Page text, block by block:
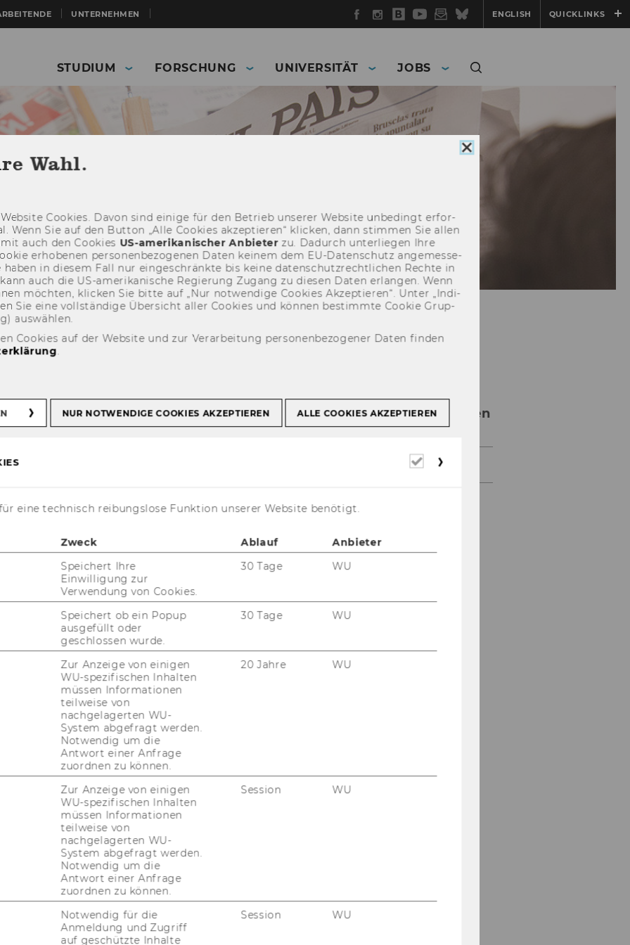
UNTERNEHMEN Facebook
Instagram
WU
Blog
YouTube
Newsletter
BlueskyENGLISH QUICKLINKS
STUDIUM FORSCHUNG UNIVERSITÄT JOBS
Presseaussendungen
uns wirklich
dazu be­wo­gen wer­den Gutes
braucht es, damit sie sich in
ein­brin­gen, häu­fi­ger öf­fent­li­che
oder ge­sün­der leben? Die­sen
eine neue Stu­die der Wirt­schafts­
Ha­ckel und Al­fred Tau­des, For­schungs­
WU ge­mein­sam mit Co-​Autoren der
und Meiji, ob fi­nan­zi­el­le oder so­zia­le
Ver­hal­ten zu be­we­gen.
fan­den die For­scher her­aus, dass Men­
nicht ein­brin­gen, durch fi­nan­zi­el­le An­rei­
Um­ge­kehrt haben so­zia­le An­rei­ze die
in gro­ßem Maße ein­brin­gen.
nutz­bar ge­macht wer­den – etwa von
Presseaussendungen
Cookie
Wahl.
Coo­kies. Davon sind ei­ni­ge für den Be­trieb un­se­rer Web­site un­be­dingt er­for­
Wenn Sie auf den But­ton „Alle Coo­kies ak­zep­tie­ren“ kli­cken, dann stim­men Sie allen
auch den Coo­kies US-​amerikanischer An­bie­terzu. Da­durch un­ter­lie­gen Ihre
er­ho­be­nen per­so­nen­be­zo­ge­nen Daten kei­nem dem EU-​Datenschutz an­ge­mes­se­
haben in die­sem Fall nur ein­ge­schränk­te bis keine da­ten­schutz­recht­li­chen Rech­te in
auch die US-​amerikanische Re­gie­rung Zu­gang zu die­sen Daten er­lan­gen. Wenn
möch­ten, kli­cken Sie bitte auf „Nur not­wen­di­ge Coo­kies Ak­zep­tie­ren“. Unter „In­di­
Sie eine voll­stän­di­ge Über­sicht aller Coo­kies und kön­nen be­stimm­te Coo­kie Grup­
aus­wäh­len.
Cookies auf der Website und zur Verarbeitung personenbezogener Daten finden
.
NUR NOTWENDIGE COOKIES AKZEPTIEREN ALLE COOKIES AKZEPTIEREN
Erforderliche
eine technisch reibungslose Funktion unserer Website benötigt.
Zweck Ablauf
Anbieter
Speichert Ihre
Einwilligung zur
Verwendung von Cookies.
30 Tage WU
Speichert ob ein Popup
ausgefüllt oder
geschlossen wurde.
30 Tage WU
Zur Anzeige von einigen
WU-spezifischen Inhalten
müssen Informationen
teilweise von
nachgelagerten WU-
System abgefragt werden.
Notwendig um die
Antwort einer Anfrage
zuordnen zu können.
20 Jahre WU
Zur Anzeige von einigen
WU-spezifischen Inhalten
müssen Informationen
teilweise von
nachgelagerten WU-
System abgefragt werden.
Notwendig um die
Antwort einer Anfrage
zuordnen zu können.
Session WU
Notwendig für die
Anmeldung und Zugriff
auf geschützte Inhalte
Session WU